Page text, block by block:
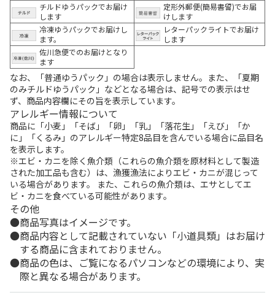
チルドゆうパックでお届け
します
定形外郵便(簡易書留)でお届
けします
冷凍ゆうパックでお届けし
ます。
レターパックライトでお届け
します
佐川急便でのお届けとなり
ます
なお、「普通ゆうパック」の場合は表示しません。また、「夏期
のみチルドゆうパック」などとなる場合は、記号での表示はせ
ず、商品内容欄にその旨を表示しています。
アレルギー情報について
商品に「小麦」「そば」「卵」「乳」「落花生」「えび」「か
に」「くるみ」のアレルギー特定8品目を含んでいる場合に品目名
を表示します。
※エビ・カニを除く魚介類（これらの魚介類を原材料として製造
された加工品も含む）は、漁獲漁法によりエビ・カニが混じって
いる場合があります。 また、これらの魚介類は、エサとしてエ
ビ・カニを食べている可能性があります。
その他
商品写真はイメージです。
商品内容として記載されていない「小道具類」はお届け
する商品に含まれておりません。
商品の色は、ご覧になるパソコンなどの環境により、実
際と異なる場合があります。